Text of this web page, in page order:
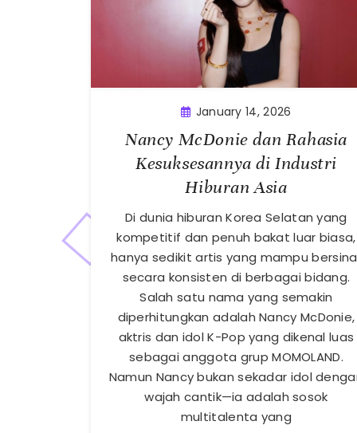
January 14, 2026
Nancy McDonie dan Rahasia
Kesuksesannya di Industri
Hiburan Asia
Di dunia hiburan Korea Selatan yang
kompetitif dan penuh bakat luar biasa,
hanya sedikit artis yang mampu
secara konsisten di berbagai bidang.
Salah satu nama yang semakin
diperhitungkan adalah Nancy McDonie,
aktris dan idol K-Pop yang dikenal luas
sebagai anggota grup MOMOLAND.
Namun Nancy bukan sekadar idol
wajah cantik—ia adalah sosok
multitalenta yang